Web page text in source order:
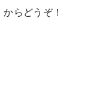
らどうぞ！